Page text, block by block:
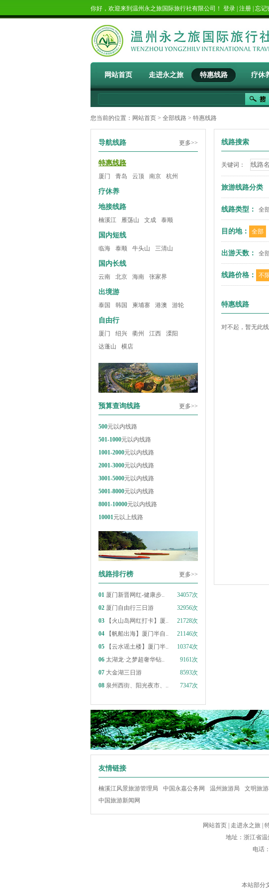
你好，欢迎来到温州永之旅国际旅行社有限公司！ 登录 注册 忘记
网站首页 走进永之旅 特惠线路 疗休
您当前的位置： 网站首页 > 全部线路 > 特惠线路
导航线路 更多>>
特惠线路
厦门 青岛 云顶 南京 杭州
疗休养
地接线路
楠溪江 雁荡山 文成 泰顺
国内短线
临海 泰顺 牛头山 三清山
国内长线
云南 北京 海南 张家界
出境游
泰国 韩国 柬埔寨 港澳 游轮
自由行
厦门 绍兴 衢州 江西
溧阳
达蓬山
横店
预算查询线路 更多>>
500元以内线路
501-1000元以内线路
1001-2000元以内线路
2001-3000元以内线路
3001-5000元以内线路
5001-8000元以内线路
8001-10000元以内线路
10001元以上线路
线路排行榜 更多>>
01 厦门新晋网红-健康步..
34057次
02 厦门自由行三日游
32956次
03 【火山岛网红打卡】厦..
21728次
04 【帆船出海】厦门半自..
21146次
05 【云水谣土楼】厦门半..
10374次
06 太湖龙·之梦超奢华钻..
9161次
07 大金湖三日游
8593次
08 泉州西街、阳光夜市、.. 7347次
线路搜索
关键词：
旅游线路分类
线路类型： 全
目的地： 全部
出游天数： 全
线路价格： 不
特惠线路
对不起，暂无此线
友情链接
楠溪江风景旅游管理局 中国永嘉公务网 温州旅游局 文明旅游
中国旅游新闻网
网站首页 走进永之旅
地址：浙江省温
电话
本站部分